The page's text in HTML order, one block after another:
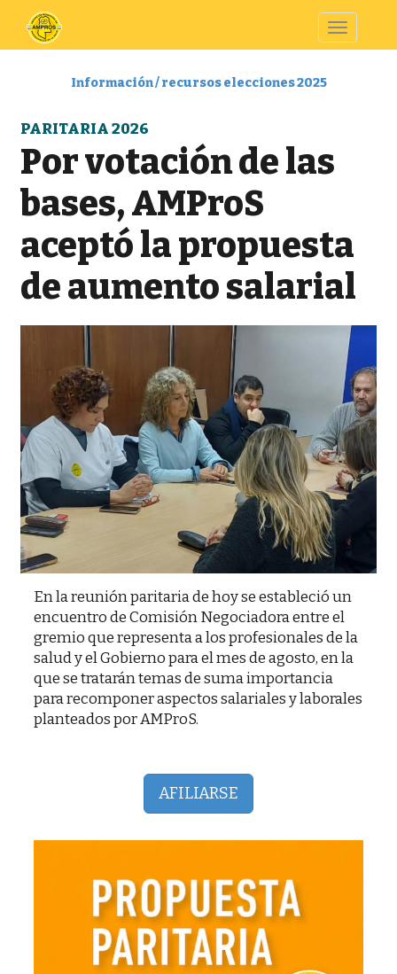
Toggle
Información / recursos elecciones 2025
PARITARIA 2026
Por votación de las
bases, AMProS
aceptó la propuesta
de aumento salarial
En la reunión paritaria de hoy se estableció un
encuentro de Comisión Negociadora entre el
gremio que representa a los profesionales de la
salud y el Gobierno para el mes de agosto, en la
que se tratarán temas de suma importancia
para recomponer aspectos salariales y laborales
planteados por AMProS.
AFILIARSE